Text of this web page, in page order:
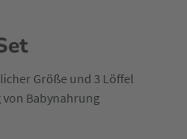
Größe und 3 Löffel
Babynahrung